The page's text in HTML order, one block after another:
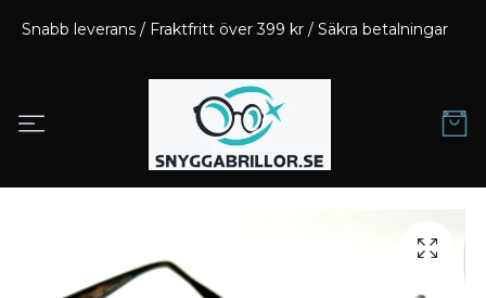
Snabb leverans / Fraktfritt över 399 kr / Säkra betalningar